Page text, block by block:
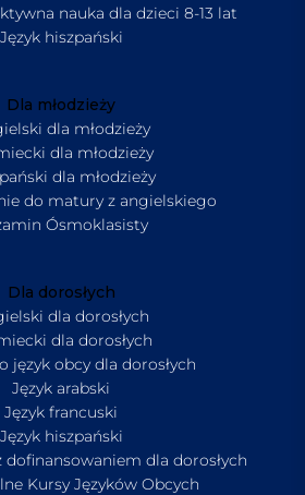
nauka dla dzieci 8-13 lat
Język hiszpański
Dla młodzieży
dla młodzieży
dla młodzieży
dla młodzieży
do matury z angielskiego
Ósmoklasisty
Dla dorosłych
dla dorosłych
dla dorosłych
język obcy dla dorosłych
Język arabski
Język francuski
Język hiszpański
dofinansowaniem dla dorosłych
Kursy Języków Obcych